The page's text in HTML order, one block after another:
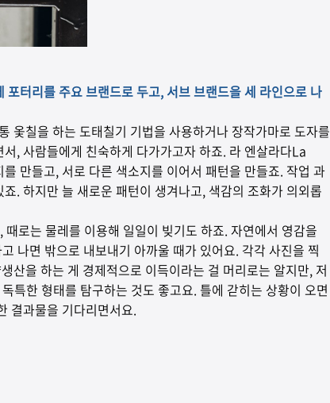
터리를 주요 브랜드로 두고, 서브 브랜드을 세 라인으로 나
옻칠을 하는 도태칠기 기법을 사용하거나 장작가마로 도자를
, 사람들에게 친숙하게 다가가고자 하죠. 라 엔살라다La
만들고, 서로 다른 색소지를 이어서 패턴을 만들죠. 작업 과
. 하지만 늘 새로운 패턴이 생겨나고, 색감의 조화가 의외롭
로는 물레를 이용해 일일이 빚기도 하죠. 자연에서 영감을
나면 밖으로 내보내기 아까울 때가 있어요. 각각 사진을 찍
산을 하는 게 경제적으로 이득이라는 걸 머리로는 알지만, 저
특한 형태를 탐구하는 것도 좋고요. 틀에 갇히는 상황이 오면
결과물을 기다리면서요.